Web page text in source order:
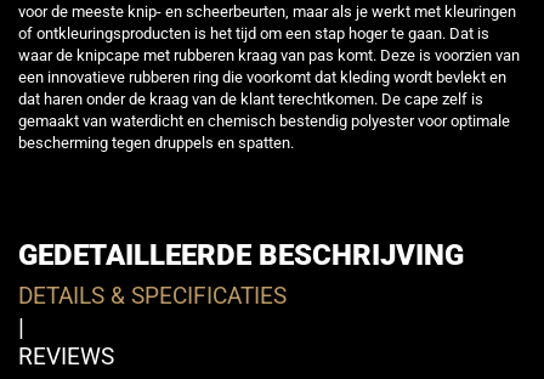
voor de meeste knip- en scheerbeurten, maar als je werkt met kleuringen
of ontkleuringsproducten is het tijd om een stap hoger te gaan. Dat is
waar de knipcape met rubberen kraag van pas komt. Deze is voorzien van
een innovatieve rubberen ring die voorkomt dat kleding wordt bevlekt en
dat haren onder de kraag van de klant terechtkomen. De cape zelf is
gemaakt van waterdicht en chemisch bestendig polyester voor optimale
bescherming tegen druppels en spatten.
GEDETAILLEERDE BESCHRIJVING
DETAILS & SPECIFICATIES
|
REVIEWS